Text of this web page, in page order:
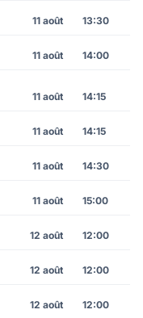
11 août 13:30
11 août 14:00
11 août 14:15
11 août 14:15
11 août 14:30
11 août 15:00
12 août 12:00
12 août 12:00
12 août 12:00